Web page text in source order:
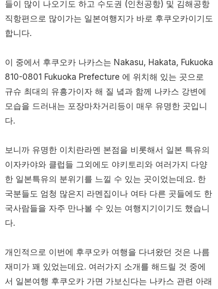
들이 많이 나오기도 하고 수도권 (인천공항) 및 김해공항
직항편으로 많이가는 일본여행지가 바로 후쿠오카이기도
합니다.
이 중에서 후쿠오카 나카스는 Nakasu, Hakata, Fukuoka
810-0801 Fukuoka Prefecture 에 위치해 있는 곳으로
규슈 최대의 유흥가이자 해 질 녘과 함께 나카스 강변에
모습을 드러내는 포장마차거리등이 매우 유명한 곳입니
다.
보니까 유명한 이치란라멘 본점을 비롯해서 일본 특유의
이자카야와 클럽들 그외에도 야키토리와 여러가지 다양
한 일본특유의 분위기를 느낄 수 있는 곳이었는데요. 한
국분들도 엄청 많은지 라멘집이나 여타 다른 곳들에도 한
국사람들을 자주 만나볼 수 있는 여행지기이기도 했습니
다.
개인적으로 이번에 후쿠오카 여행을 다녀왔던 것은 나름
재미가 꽤 있었는데요. 여러가지 소개를 해드릴 것 중에
서 일본여행 후쿠오카 가면 가보신다는 나카스 관련 아래